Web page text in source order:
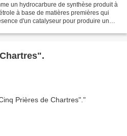
un hydrocarbure de synthèse produit à
à base de matières premières qui
d'un catalyseur pour produire un